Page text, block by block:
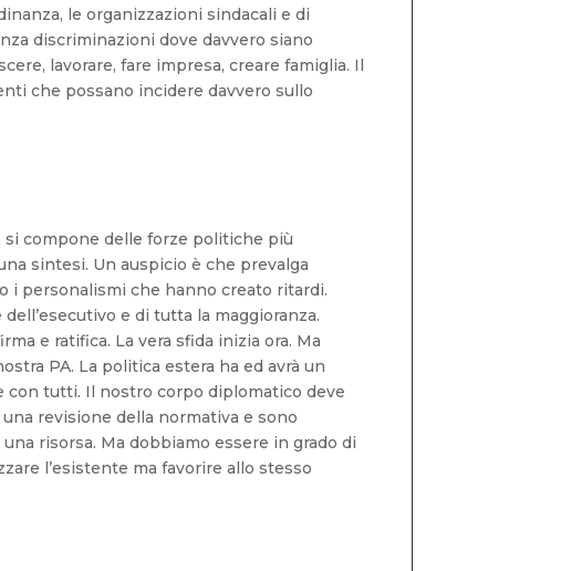
le organizzazioni sindacali e di
discriminazioni dove davvero siano
lavorare, fare impresa, creare famiglia. Il
che possano incidere davvero sullo
compone delle forze politiche più
sintesi. Un auspicio è che prevalga
i personalismi che hanno creato ritardi.
e di tutta la maggioranza.
e ratifica. La vera sfida inizia ora. Ma
PA. La politica estera ha ed avrà un
con tutti. Il nostro corpo diplomatico deve
revisione della normativa e sono
risorsa. Ma dobbiamo essere in grado di
l’esistente ma favorire allo stesso